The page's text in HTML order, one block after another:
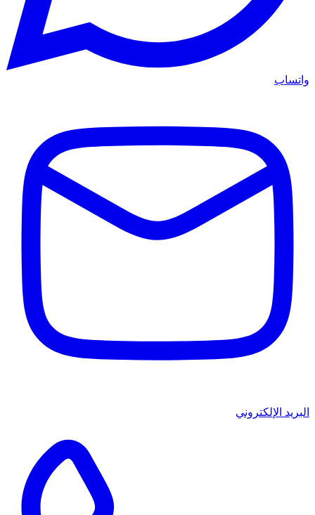
واتساب
البريد الإلكتروني